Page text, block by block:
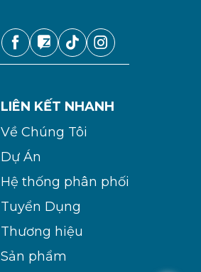
LIÊN KẾT NHANH
Về Chúng Tôi
Dự Án
Hệ thống phân phối
Tuyển Dụng
Thương hiệu
Sản phẩm